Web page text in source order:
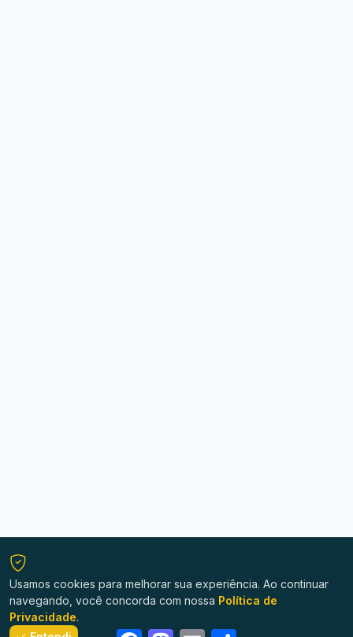
Usamos cookies para melhorar sua experiência. Ao continuar
navegando, você concorda com nossa Política de
Privacidade.